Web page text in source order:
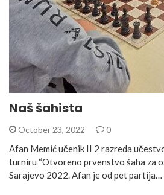
Naš šahista
October 23, 2022 0
Afan Memić učenik II 2 razreda
turniru “Otvoreno prvenstvo šaha za
Sarajevo 2022. Afan je od pet partija…